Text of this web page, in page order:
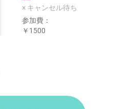
× キャンセル待ち
参加費：
￥1500